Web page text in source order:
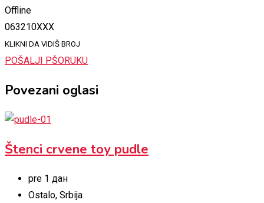
Offline
063210XXX
KLIKNI DA VIDIŠ BROJ
POŠALJI PŠORUKU
Povezani oglasi
Štenci crvene toy pudle
pre 1 дан
Ostalo, Srbija